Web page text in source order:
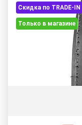
Скидка по TRADE-IN
Только в магазине